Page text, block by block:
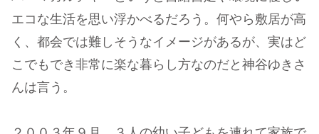
エコな生活を思い浮かべるだろう。何やら敷居が高
く、都会では難しそうなイメージがあるが、実はど
こでもでき非常に楽な暮らし方なのだと神谷ゆきさ
んは言う。